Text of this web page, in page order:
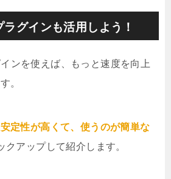
グインも活用しよう！
ンを使えば、もっと速度を向上
。
定性が高くて、使うのが簡単な
クアップして紹介します。